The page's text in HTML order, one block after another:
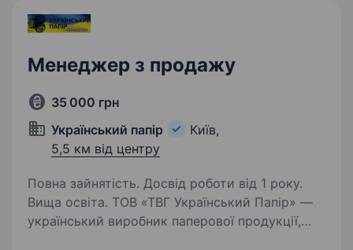
Менеджер з продажу
35 000 грн
Український папір
Київ,
5,5 км від центру
Повна зайнятість. Досвід роботи від 1 року.
Вища освіта. ТОВ «ТВГ Український Папір» —
український виробник паперової продукції,